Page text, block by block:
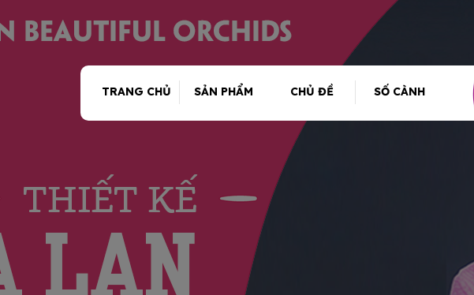
TRANG CHỦ SẢN PHẨM CHỦ ĐỀ SỐ CÀNH